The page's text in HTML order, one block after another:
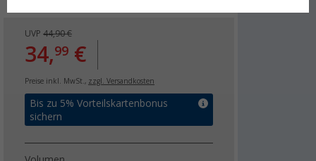
UVP 44,90 €
34,99 €
Preise inkl. MwSt., zzgl. Versandkosten
Bis zu 5% Vorteilskartenbonus
sichern